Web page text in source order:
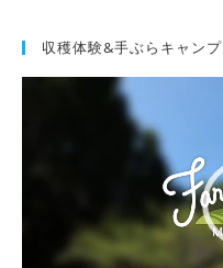
収穫体験&手ぶらキャンプ